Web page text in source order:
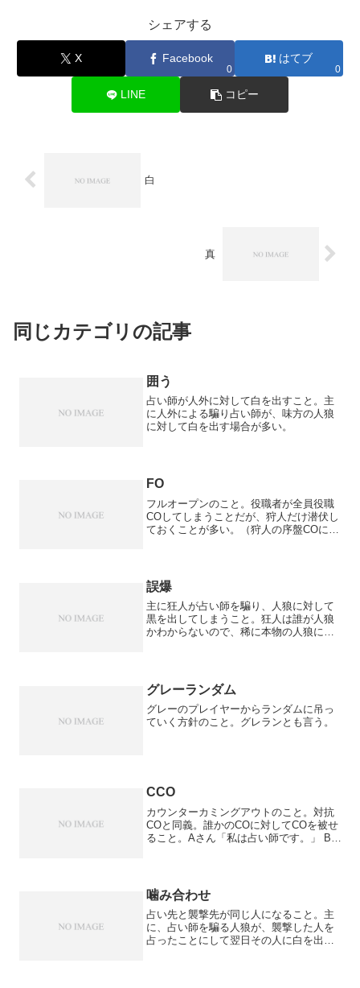
シェアする
X Facebook
0
はてブ
0
LINE コピー
白
真
同じカテゴリの記事
囲う
占い師が人外に対して白を出すこと。主
に人外による騙り占い師が、味方の人狼
に対して白を出す場合が多い。
FO
フルオープンのこと。役職者が全員役職
COしてしまうことだが、狩人だけ潜伏し
ておくことが多い。（狩人の序盤COにメ
誤爆
主に狂人が占い師を騙り、人狼に対して
黒を出してしまうこと。狂人は誰が人狼
かわからないので、稀に本物の人狼に対
グレーランダム
グレーのプレイヤーからランダムに吊っ
ていく方針のこと。グレランとも言う。
CCO
カウンターカミングアウトのこと。対抗
COと同義。誰かのCOに対してCOを被せ
ること。Aさん「私は占い師です。」 Bさ
噛み合わせ
占い先と襲撃先が同じ人になること。主
に、占い師を騙る人狼が、襲撃した人を
占ったことにして翌日その人に白を出す